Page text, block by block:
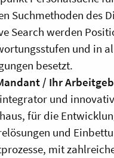
Suchmethoden des
Search werden
und in
besetzt.
/ Ihr
und
für die
und
mit